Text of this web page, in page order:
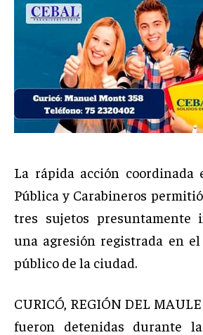
La rápida acción coordinada
Pública y Carabineros
tres sujetos presuntamente
una agresión registrada en
público de la ciudad.
CURICÓ, REGIÓN DEL
fueron detenidas durante